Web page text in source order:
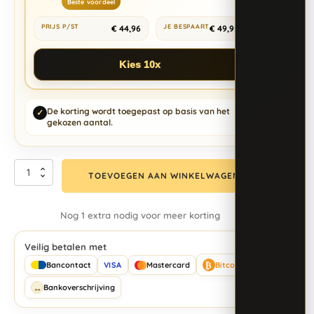
Beste voordeel
€ 44,96 € 49,95
Kies 10x
✓ De korting wordt toegepast op basis van het
gekozen aantal.
TOEVOEGEN AAN WINKELWAGEN
Nog 1 extra nodig voor meer korting
Veilig betalen met
Bancontact VISA Mastercard ₿ Bitcoin
↔Bankoverschrijving